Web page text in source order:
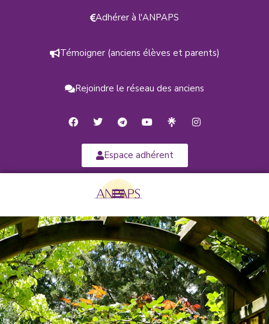
Adhérer à l'ANPAPS
Témoigner (anciens élèves et parents)
Rejoindre le réseau des anciens
Espace adhérent